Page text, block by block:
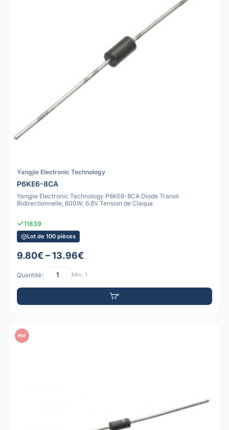
Yangjie Electronic Technology
P6KE6-8CA
Yangjie Electronic Technology P6KE6-8CA Diode Transil
Bidirectionnelle, 600W, 6.8V Tension de Claqua
11839
Lot de 100 pièces
9.80€ – 13.96€
Quantité: Min: 1
PDF